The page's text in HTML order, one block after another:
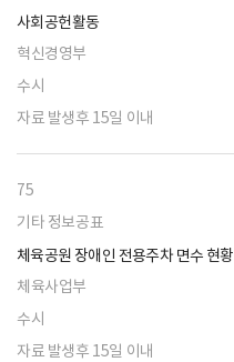
사회공헌활동
혁신경영부
수시
자료 발생후 15일 이내
75
기타 정보공표
체육공원 장애인 전용주차 면수 현황
체육사업부
수시
자료 발생후 15일 이내